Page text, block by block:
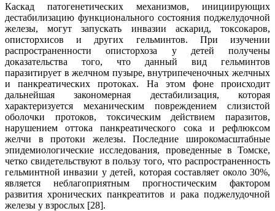
Каскад патогенетических механизмов, инициирующих
дестабилизацию функционального состояния поджелудочной
железы, могут запускать инвазии аскарид, токсокаров,
описторхисов и других гельминтов. При изучении
распространенности описторхоза у детей получены
доказательства того, что данный вид гельминтов
паразитирует в желчном пузыре, внутрипеченочных желчных
и панкреатических протоках. На этом фоне происходит
дальнейшая закономерная дестабилизация, которая
характеризуется механическим повреждением слизистой
оболочки протоков, токсическим действием паразитов,
нарушением оттока панкреатического сока и рефлюксом
желчи в протоки железы. Последние широкомасштабные
эпидемиологические исследования, проведенные в Томске,
четко свидетельствуют в пользу того, что распространенность
гельминтной инвазии у детей, которая составляет около 30%,
является неблагоприятным прогностическим фактором
развития хронических панкреатитов и рака поджелудочной
железы у взрослых [28].